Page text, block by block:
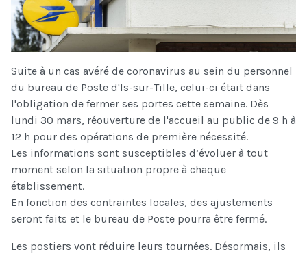
Suite à un cas avéré de coronavirus au sein du personnel
du bureau de Poste d'Is-sur-Tille, celui-ci était dans
l'obligation de fermer ses portes cette semaine. Dès
lundi 30 mars, réouverture de l'accueil au public de 9 h à
12 h pour des opérations de première nécessité.
Les informations sont susceptibles d’évoluer à tout
moment selon la situation propre à chaque
établissement.
En fonction des contraintes locales, des ajustements
seront faits et le bureau de Poste pourra être fermé.
Les postiers vont réduire leurs tournées. Désormais, ils